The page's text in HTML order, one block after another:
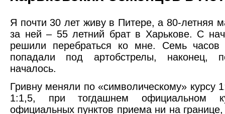
Я почти 30 лет живу в Питере, а 80-летняя
за ней – 55 летний брат в Харькове. С
решили перебраться ко мне. Семь часов
попадали под артобстрелы, наконец,
началось.
Гривну меняли по «символическому» курсу
1:1,5, при тогдашнем официальном
официальных пунктов приема ни на